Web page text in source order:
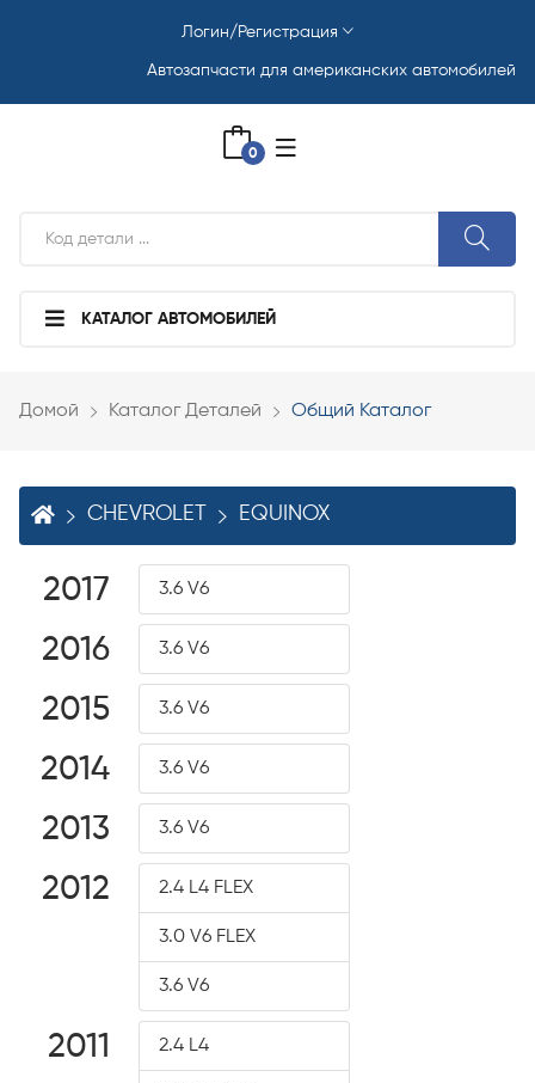
Автозапчасти для американских автомобилей
Логин/Регистрация
0
КАТАЛОГ АВТОМОБИЛЕЙ
Домой Каталог Деталей Общий Каталог
CHEVROLET EQUINOX
2017 3.6 V6
2016 3.6 V6
2015 3.6 V6
2014 3.6 V6
2013 3.6 V6
2012 2.4 L4 FLEX
3.0 V6 FLEX
3.6 V6
2011 2.4 L4